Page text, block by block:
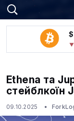
Ethena та
стейблкоїн
09.10.2025